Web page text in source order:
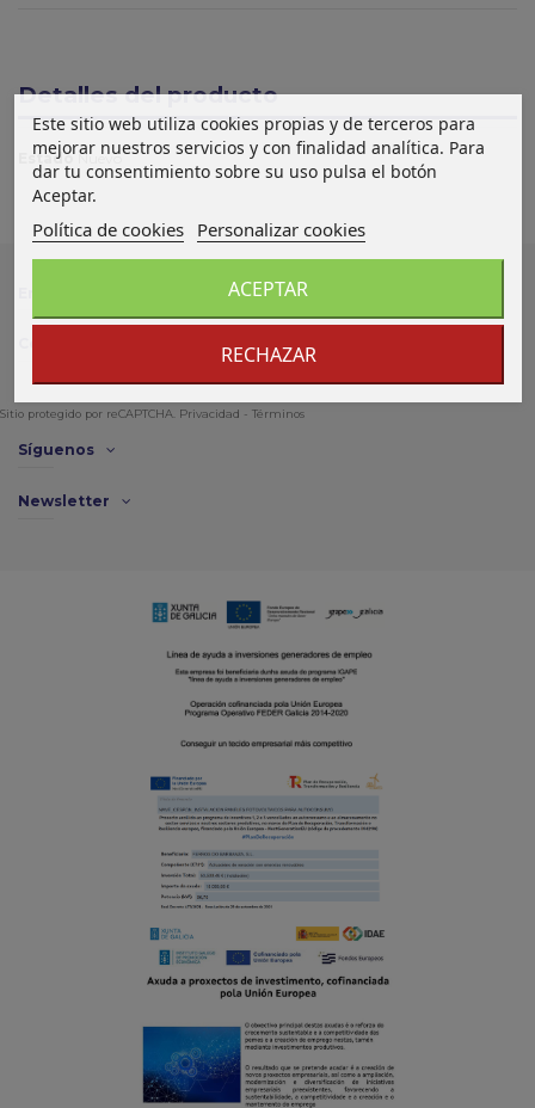
Detalles del producto
Estado Nuevo
Sitio protegido por reCAPTCHA. Privacidad - Términos
Este sitio web utiliza cookies propias y de terceros para
mejorar nuestros servicios y con finalidad analítica. Para
dar tu consentimiento sobre su uso pulsa el botón
Aceptar.
Política de cookies Personalizar cookies
RECHAZAR
ACEPTAR
Síguenos
Newsletter